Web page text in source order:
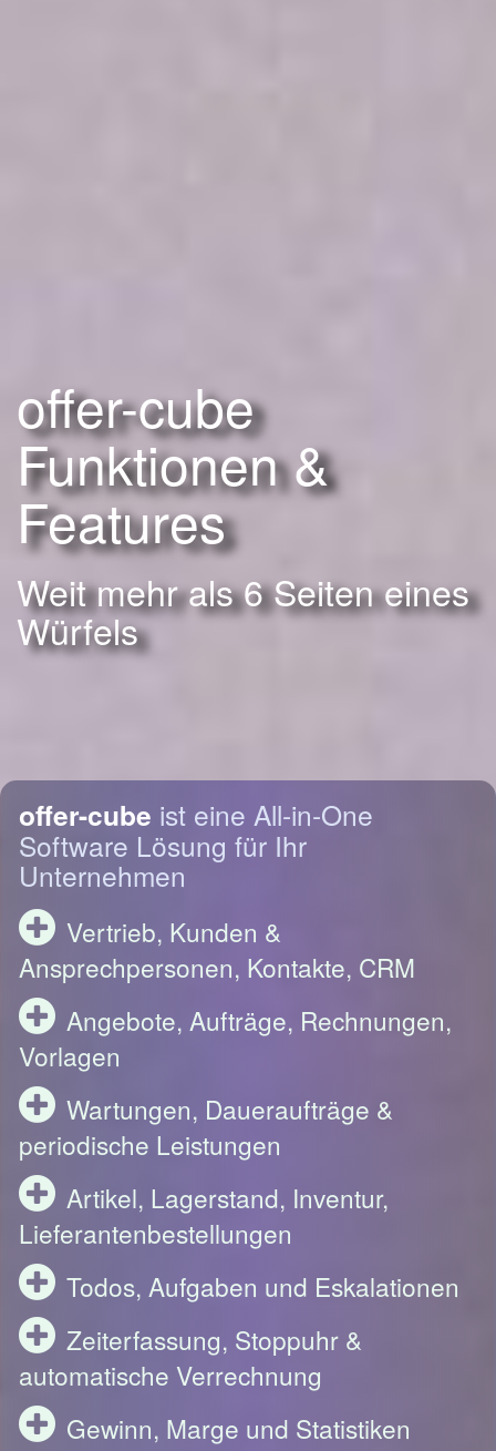
offer-cube
Funktionen &
Features
Weit mehr als 6 Seiten eines
Würfels
offer-cube ist eine All-in-One
Software Lösung für Ihr
Unternehmen
Vertrieb, Kunden &
Ansprechpersonen, Kontakte, CRM
Angebote, Aufträge, Rechnungen,
Vorlagen
Wartungen, Daueraufträge &
periodische Leistungen
Artikel, Lagerstand, Inventur,
Lieferantenbestellungen
Todos, Aufgaben und Eskalationen
Zeiterfassung, Stoppuhr &
automatische Verrechnung
Gewinn, Marge und Statistiken